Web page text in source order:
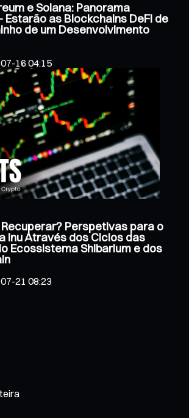
e Solana: Panorama
as Blockchains DeFi de
de um Desenvolvimento
16 04:15
Recuperar? Perspetivas para o
Inu Através dos Ciclos das
Ecossistema Shibarium e dos
21 08:23